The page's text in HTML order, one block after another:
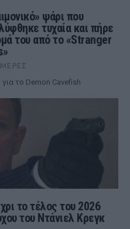
ψάρι που
τυχαία και πήρε
του από το «Stranger
ΜΈΡΕΣ
το Demon Cavefish
το τέλος του 2026
του Ντάνιελ Κρεγκ